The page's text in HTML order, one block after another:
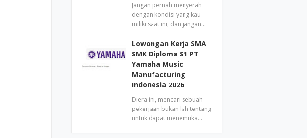
Jangan pernah menyerah
dengan kondisi yang kau
miliki saat ini, dan jangan…
Lowongan Kerja SMA
SMK Diploma S1 PT
Yamaha Music
Manufacturing
Indonesia 2026
Diera ini, mencari sebuah
pekerjaan bukan lah tentang
untuk dapat menemuka…